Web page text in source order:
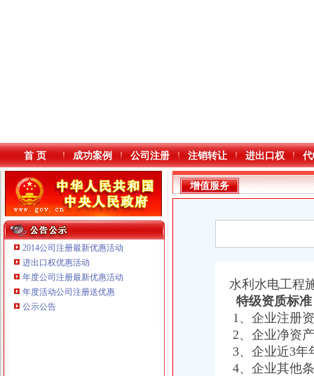
本站导航
首 页 成功案例 公司注册 注销转让 进出口权
2014公司注册最新优惠活动
进出口权优惠活动
年度公司注册最新优惠活动
年度活动公司注册送优惠
公示公告
重庆鸽牌电线电缆有限公司 渝北10010万 (进出口权)
增值服务
水利水电工程
特级资质标
1、企业注册
2、企业净资
3、企业近3年
4、企业其他